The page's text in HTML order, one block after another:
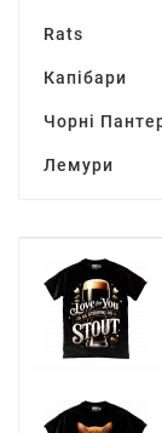
Rats
Капібари
Чорні
Лемури